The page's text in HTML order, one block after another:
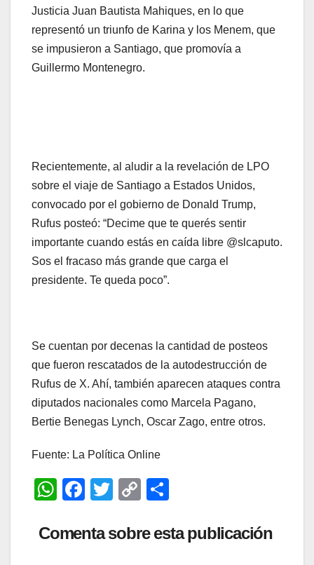
Justicia Juan Bautista Mahiques, en lo que
representó un triunfo de Karina y los Menem, que
se impusieron a Santiago, que promovía a
Guillermo Montenegro.
Recientemente, al aludir a la revelación de LPO
sobre el viaje de Santiago a Estados Unidos,
convocado por el gobierno de Donald Trump,
Rufus posteó: “Decime que te querés sentir
importante cuando estás en caída libre @slcaputo.
Sos el fracaso más grande que carga el
presidente. Te queda poco”.
Se cuentan por decenas la cantidad de posteos
que fueron rescatados de la autodestrucción de
Rufus de X. Ahí, también aparecen ataques contra
diputados nacionales como Marcela Pagano,
Bertie Benegas Lynch, Oscar Zago, entre otros.
Fuente: La Política Online
W
at
F
c
T
tt
C
p
m
Comenta sobre esta publicación